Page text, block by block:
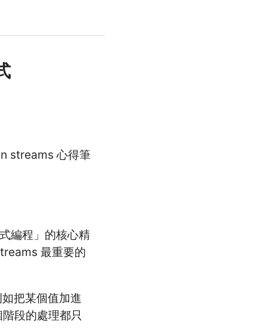
streams 心得筆
編程」的核心精
最重要的
把某個值加進
段的處理都只